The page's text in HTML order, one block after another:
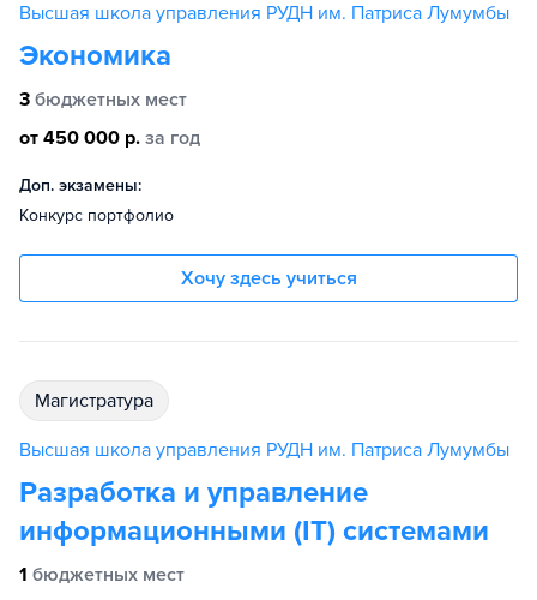
Высшая школа управления РУДН им. Патриса Лумумбы
Экономика
3 бюджетных мест
от 450 000 р. за год
Доп. экзамены:
Конкурс портфолио
Хочу здесь учиться
магистратура
Высшая школа управления РУДН им. Патриса Лумумбы
Разработка и управление
информационными (IT) системами
1 бюджетных мест